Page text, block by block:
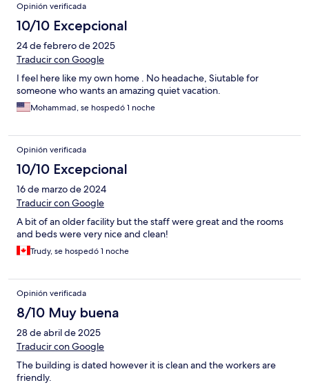
Opinión verificada
10/10 Excepcional
24 de febrero de 2025
Traducir con Google
I feel here like my own home . No headache, Siutable for
someone who wants an amazing quiet vacation.
Mohammad, se hospedó 1 noche
Opinión verificada
10/10 Excepcional
16 de marzo de 2024
Traducir con Google
A bit of an older facility but the staff were great and the rooms
and beds were very nice and clean!
Trudy, se hospedó 1 noche
Opinión verificada
8/10 Muy buena
28 de abril de 2025
Traducir con Google
The building is dated however it is clean and the workers are
friendly.